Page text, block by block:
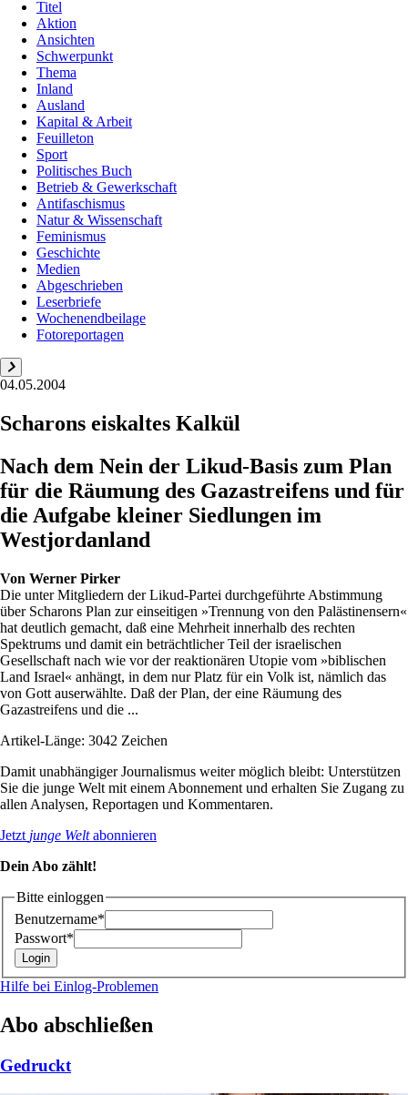
Titel
Aktion
Ansichten
Schwerpunkt
Thema
Inland
Ausland
Kapital & Arbeit
Feuilleton
Sport
Politisches Buch
Betrieb & Gewerkschaft
Antifaschismus
Natur & Wissenschaft
Feminismus
Geschichte
Medien
Abgeschrieben
Leserbriefe
Wochenendbeilage
Fotoreportagen
04.05.2004
Scharons eiskaltes Kalkül
Nach dem Nein der Likud-Basis zum Plan
für die Räumung des Gazastreifens und für
die Aufgabe kleiner Siedlungen im
Westjordanland
Von Werner Pirker
Die unter Mitgliedern der Likud-Partei durchgeführte Abstimmung
über Scharons Plan zur einseitigen »Trennung von den Palästinensern«
hat deutlich gemacht, daß eine Mehrheit innerhalb des rechten
Spektrums und damit ein beträchtlicher Teil der israelischen
Gesellschaft nach wie vor der reaktionären Utopie vom »biblischen
Land Israel« anhängt, in dem nur Platz für ein Volk ist, nämlich das
von Gott auserwählte. Daß der Plan, der eine Räumung des
Gazastreifens und die ...
Artikel-Länge: 3042 Zeichen
Damit unabhängiger Journalismus weiter möglich bleibt: Unterstützen
Sie die junge Welt mit einem Abonnement und erhalten Sie Zugang zu
allen Analysen, Reportagen und Kommentaren.
Jetzt junge Weltabonnieren
Dein Abo zählt!
Bitte einloggen
Benutzername*
Passwort*
Hilfe bei Einlog-Problemen
Abo abschließen
Gedruckt